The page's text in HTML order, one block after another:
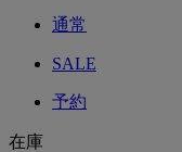
通常
SALE
予約
在庫